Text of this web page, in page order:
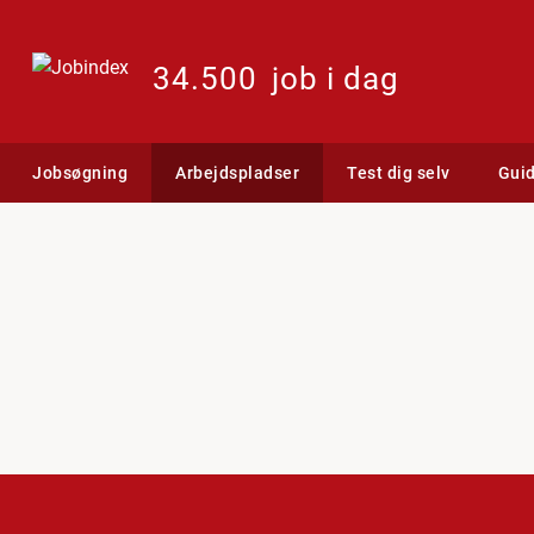
34.500 job i dag
Jobsøgning Arbejdspladser Test dig selv